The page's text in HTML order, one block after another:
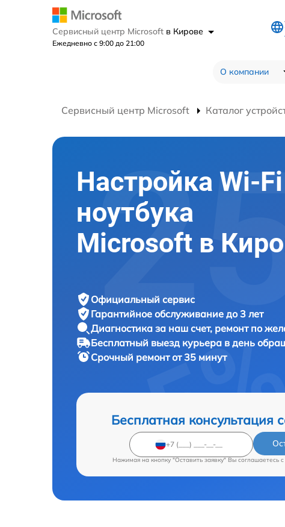
Сервисный центр Microsoft в Кирове
Ежедневно с 9:00 до 21:00
О компании
Сервисный центр Microsoft Каталог
Настройка Wi-Fi
ноутбука
Microsoft в
Официальный сервис
Гарантийное обслуживание до 3 лет
Диагностика за наш счет, ремонт по
Бесплатный выезд курьера в день
Срочный ремонтот 35 минут
Бесплатная консультация
Нажимая на кнопку "Оставить заявку" Вы соглашаетесь c